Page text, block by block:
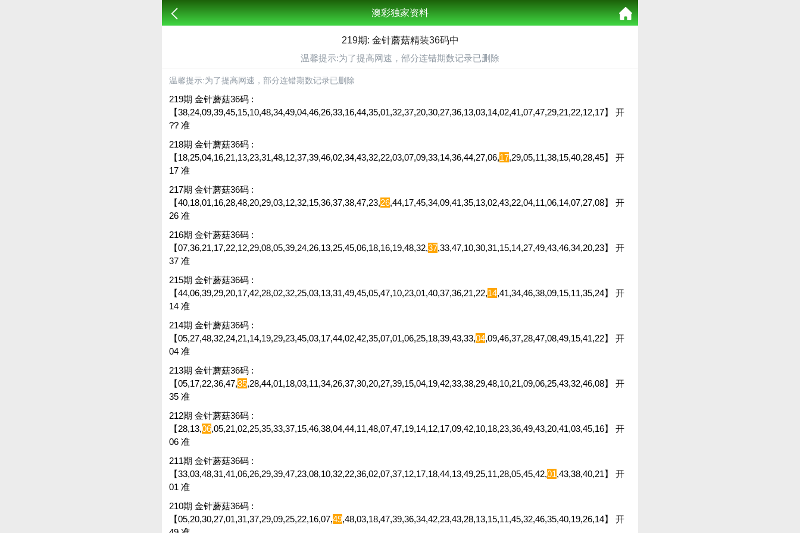
澳彩独家资料
219期: 金针蘑菇精装36码中
温馨提示:为了提高网速，部分连错期数记录已删除
温馨提示:为了提高网速，部分连错期数记录已删除
219期 金针蘑菇36码 :
【38,24,09,39,45,15,10,48,34,49,04,46,26,33,16,44,35,01,32,37,20,30,27,36,13,03,14,02,41,07,47,29,21,22,12,17】 开
?? 准
218期 金针蘑菇36码 :
【18,25,04,16,21,13,23,31,48,12,37,39,46,02,34,43,32,22,03,07,09,33,14,36,44,27,06,17,29,05,11,38,15,40,28,45】 开
17 准
217期 金针蘑菇36码 :
【40,18,01,16,28,48,20,29,03,12,32,15,36,37,38,47,23,26,44,17,45,34,09,41,35,13,02,43,22,04,11,06,14,07,27,08】 开
26 准
216期 金针蘑菇36码 :
【07,36,21,17,22,12,29,08,05,39,24,26,13,25,45,06,18,16,19,48,32,37,33,47,10,30,31,15,14,27,49,43,46,34,20,23】 开
37 准
215期 金针蘑菇36码 :
【44,06,39,29,20,17,42,28,02,32,25,03,13,31,49,45,05,47,10,23,01,40,37,36,21,22,14,41,34,46,38,09,15,11,35,24】 开
14 准
214期 金针蘑菇36码 :
【05,27,48,32,24,21,14,19,29,23,45,03,17,44,02,42,35,07,01,06,25,18,39,43,33,04,09,46,37,28,47,08,49,15,41,22】 开
04 准
213期 金针蘑菇36码 :
【05,17,22,36,47,35,28,44,01,18,03,11,34,26,37,30,20,27,39,15,04,19,42,33,38,29,48,10,21,09,06,25,43,32,46,08】 开
35 准
212期 金针蘑菇36码 :
【28,13,06,05,21,02,25,35,33,37,15,46,38,04,44,11,48,07,47,19,14,12,17,09,42,10,18,23,36,49,43,20,41,03,45,16】 开
06 准
211期 金针蘑菇36码 :
【33,03,48,31,41,06,26,29,39,47,23,08,10,32,22,36,02,07,37,12,17,18,44,13,49,25,11,28,05,45,42,01,43,38,40,21】 开
01 准
210期 金针蘑菇36码 :
【05,20,30,27,01,31,37,29,09,25,22,16,07,49,48,03,18,47,39,36,34,42,23,43,28,13,15,11,45,32,46,35,40,19,26,14】 开